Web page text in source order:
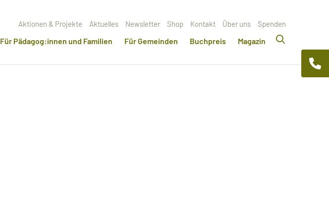
Aktionen & Projekte Aktuelles Newsletter Shop Kontakt Über uns Spenden
Für Pädagog:innen und Familien Für Gemeinden Buchpreis Magazin